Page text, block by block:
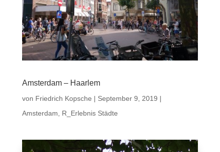
Amsterdam – Haarlem
von Friedrich Kopsche | September 9, 2019 |
Amsterdam
R_Erlebnis Städte